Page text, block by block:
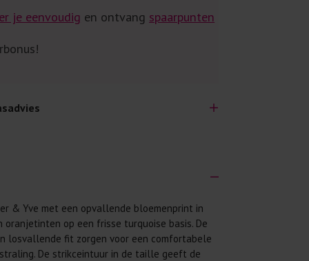
je eenvoudig en ontvang spaarpunten
lang plezier hebben van je nieuwe kleding.
wij een aantal algemene was-tips:
even het was-etiket.
& Yve met een opvallende bloemenprint in
oranjetinten op een frisse turquoise basis. De
losvallende fit zorgen voor een comfortabele
De strikceintuur in de taille geeft de